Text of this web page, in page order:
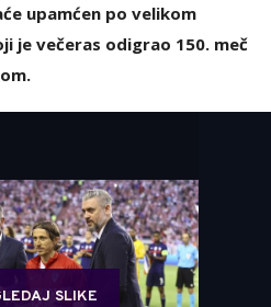
upamćen po velikom
je večeras odigrao 150. meč
SLIKE